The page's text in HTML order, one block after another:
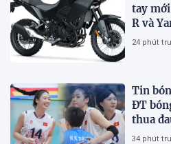
tay
R và
giá hấp
24 phút
Tin
ĐT
thua
V.Cup
34 phút